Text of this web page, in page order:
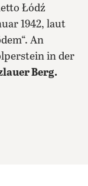
Łódź
1942, laut
An
in der
Berg.
teilen